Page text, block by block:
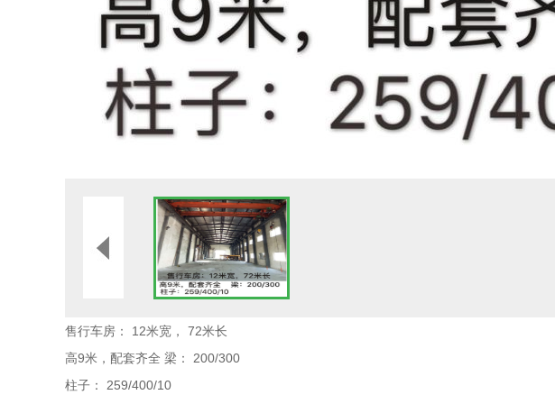
售行车房： 12米宽， 72米长
高9米，配套齐全 梁： 200/300
柱子： 259/400/10